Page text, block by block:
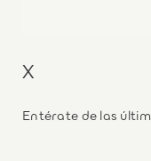
X
Entérate de las